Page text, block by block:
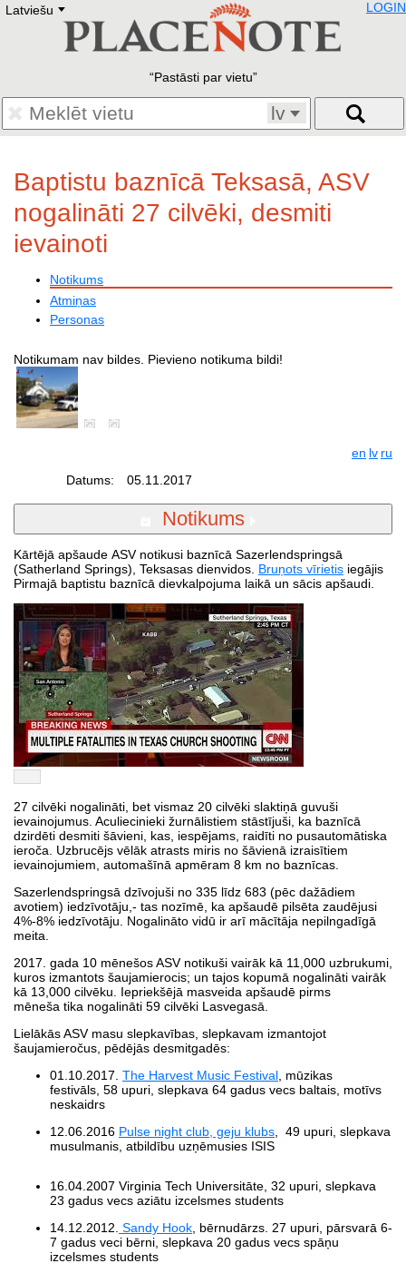
Latviešu E
Deutsch
Francais
Polski
Eestikeelne
LOGIN
Pastāsti par vietu
lv
Baptistu baznīcā Teksasā, ASV
nogalināti 27 cilvēki, desmiti
ievainoti
Notikums
Atmiņas
Personas
Notikumam nav bildes. Pievieno notikuma bildi!
en lv ru
Datums:
05.11.2017
Notikums
Kārtējā apšaude ASV notikusi baznīcā Sazerlendspringsā
(Satherland Springs), Teksasas dienvidos. Bruņots vīrietis iegājis
Pirmajā baptistu baznīcā dievkalpojuma laikā un sācis apšaudi.
27 cilvēki nogalināti, bet vismaz 20 cilvēki slaktiņā guvuši
ievainojumus. Aculiecinieki žurnālistiem stāstījuši, ka baznīcā
dzirdēti desmiti šāvieni, kas, iespējams, raidīti no pusautomātiska
ieroča. Uzbrucējs vēlāk atrasts miris no šāvienā izraisītiem
ievainojumiem, automašīnā apmēram 8 km no baznīcas.
Sazerlendspringsā dzīvojuši no 335 līdz 683 (pēc dažādiem
avotiem) iedzīvotāju,- tas nozīmē, ka apšaudē pilsēta zaudējusi
4%-8% iedzīvotāju. Nogalināto vidū ir arī mācītāja nepilngadīgā
meita.
2017. gada 10 mēnešos ASV notikuši vairāk kā 11,000 uzbrukumi,
kuros izmantots šaujamierocis; un tajos kopumā nogalināti vairāk
kā 13,000 cilvēku. Iepriekšējā masveida apšaudē pirms
mēneša tika nogalināti 59 cilvēki Lasvegasā.
Lielākās ASV masu slepkavības, slepkavam izmantojot
šaujamieročus, pēdējās desmitgadēs:
01.10.2017. The Harvest Music Festival , mūzikas
festivāls, 58 upuri, slepkava 64 gadus vecs baltais, motīvs
neskaidrs
12.06.2016 Pulse night club, geju klubs , 49 upuri, slepkava
musulmanis, atbildību uzņēmusies ISIS
16.04.2007 Virginia Tech Universitāte, 32 upuri, slepkava
23 gadus vecs aziātu izcelsmes students
14.12.2012. Sandy Hook , bērnudārzs. 27 upuri, pārsvarā 6-
7 gadus veci bērni, slepkava 20 gadus vecs spāņu
izcelsmes students